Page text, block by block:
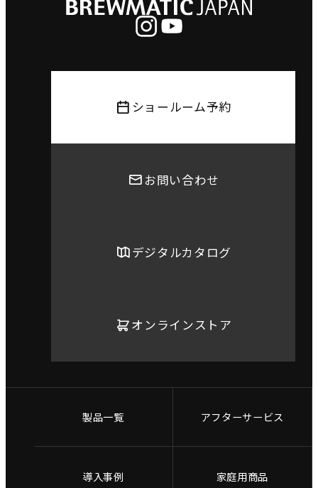
ショールーム予約
お問い合わせ
デジタルカタログ
オンラインストア
製品一覧 アフターサービス
導入事例 家庭用商品